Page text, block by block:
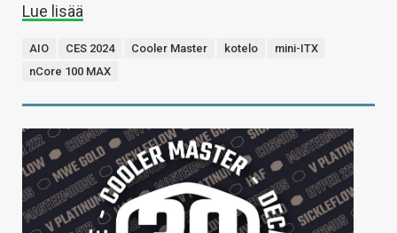
Lue lisää
AIO CES 2024 Cooler Master kotelo
mini-ITX
nCore 100 MAX